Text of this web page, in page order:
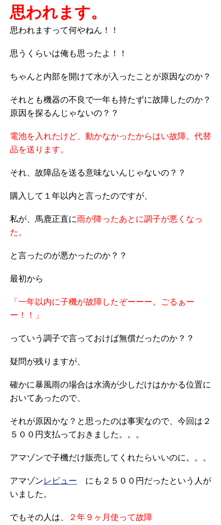
思われます。
思われますって何やねん！！
思うくらいは俺も思ったよ！！
ちゃんと内部を開けて水が入ったことが原因なのか？
それとも機器の不良で一年も持たずに故障したのか？
原因を探るんじゃないの？？
電池を入れたけど、動かなかったからはい故障。代替
品を送ります。
それ、故障品を送る意味ないんじゃないの？？
購入して１年以内と言ったのですが、
私が、馬鹿正直に雨が降ったあとに調子が悪くなっ
た。
と言ったのが悪かったのか？？
最初から
「一年以内に子機が故障したぞーーー。ごるぁー
ー！！」
っていう調子で言っておけば無償だったのか？？
疑問が残りますが、
確かに暴風雨の場合は水滴が少しだけはかかる位置に
おいてあったので、
それが原因かな？と思ったのは事実なので、今回は２
５００円支払っておきました。。。
アマゾンで子機だけ販売してくれたらいいのに。。。
アマゾンレビュー にも２５００円だったという人が
いました。
でもその人は、 ２年９ヶ月使って故障